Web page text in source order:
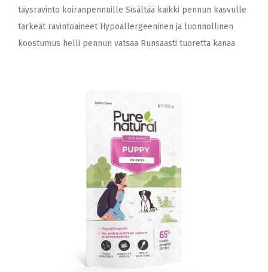
täysravinto koiranpennuille Sisältää kaikki pennun kasvulle
tärkeät ravintoaineet Hypoallergeeninen ja luonnollinen
koostumus helli pennun vatsaa Runsaasti tuoretta kanaa